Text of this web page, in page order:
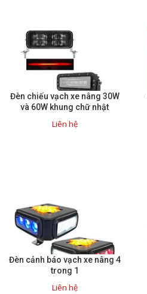
Đèn chiếu vạch xe nâng 30W
và 60W khung chữ nhật
Liên hệ
Đèn cảnh báo vạch xe nâng 4
trong 1
Liên hệ